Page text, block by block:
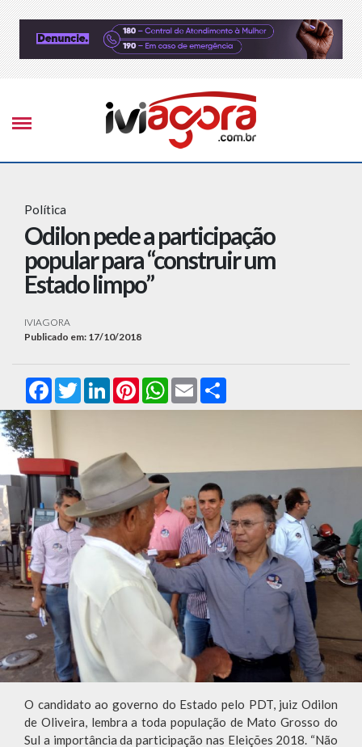
Política
Odilon pede a participação
popular para “construir um
Estado limpo”
IVIAGORA
Publicado em: 17/10/2018
FacebookTwitterLinkedInPinterestWhatsApp
Email
O candidato ao governo do Estado pelo PDT, juiz Odilon
de Oliveira, lembra a toda população de Mato Grosso do
Sul a importância da participação nas Eleições 2018. “Não